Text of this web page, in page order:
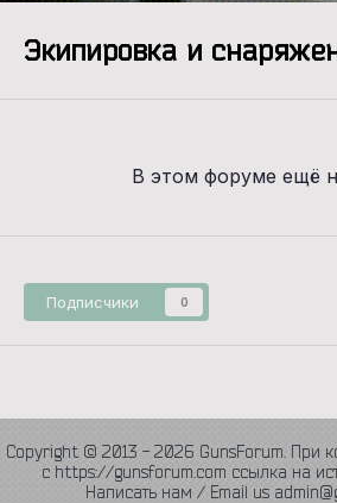
Экипировка и
В этом форуме ещё
Подписчики 0
Copyright © 2013 - 2026 GunsForum. При
с https://gunsforum.com ссылка на
Написать нам / Email us